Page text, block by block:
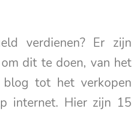
verdienen? Er zijn
dit te doen, van het
tot het verkopen
internet. Hier zijn 15